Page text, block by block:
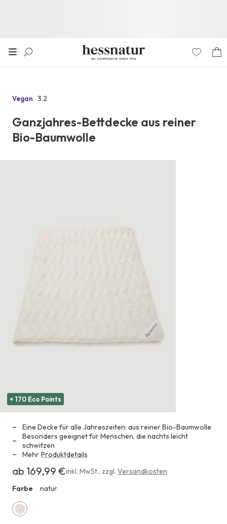
+ 170 Eco Points
Zu
Reviews
3.2
Vegan
Ganzjahres-Bettdecke aus reiner
Bio-Baumwolle
Eine Decke für alle Jahreszeiten: aus reiner Bio-Baumwolle
Besonders geeignet für Menschen, die nachts leicht
schwitzen
Mehr Produktdetails
Erhältlich
169,99 €
ab 169,99 €inkl. MwSt. zzgl. Versandkosten
Farbe
natur